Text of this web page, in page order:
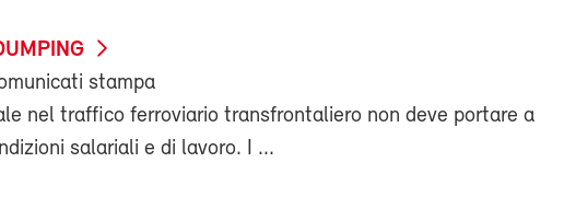
stampa
nel traffico ferroviario transfrontaliero non deve portare a
salariali e di lavoro. I ...